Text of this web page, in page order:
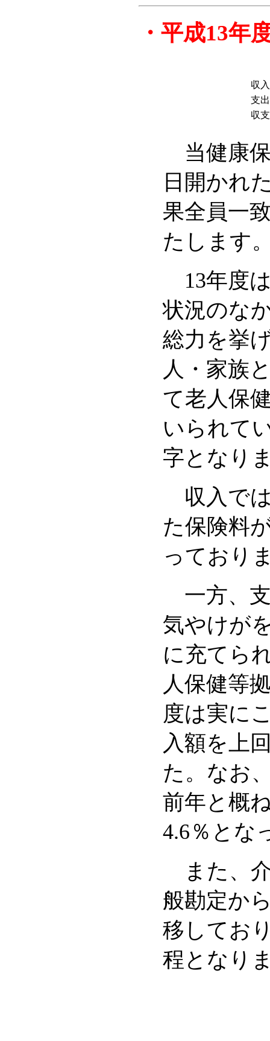
・ 平成13年
収
支
収
当健康保
日開かれ
果全員一
たします
13年度
状況のな
総力を挙
人・家族
て老人保
いられて
字となり
収入で
た保険料
っており
一方、
気やけが
に充てら
人保健等
度は実に
入額を上
た。なお
前年と概
4.6％とな
また、介
般勘定か
移してお
程となり